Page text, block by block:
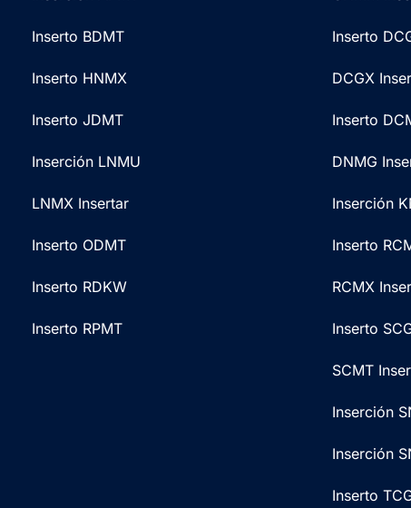
Inserto
DCGX
Inserto
DNMG
Inserción
Inserto
RCMX
Inserto
SCMT
Inserción
Inserción
Inserto
Inserto BDMT
Inserto HNMX
Inserto JDMT
Inserción LNMU
LNMX Insertar
Inserto ODMT
Inserto RDKW
Inserto RPMT